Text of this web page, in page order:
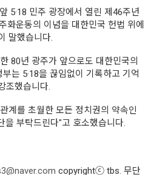
5·18 민주 광장에서 열린 제46주년
화운동의 이념을 대한민국 헌법 위에
말했습니다.
80년 광주가 앞으로도 대한민국의
는 5·18을 끊임없이 기록하고 기억
조했습니다.
계를 초월한 모든 정치권의 약속인
을 부탁드린다"고 호소했습니다.
copyrightⓒ tbs. 무단